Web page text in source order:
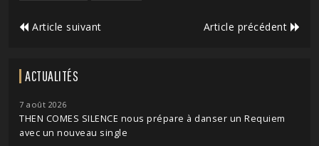
Article suivant Article précédent
ACTUALITÉS
7 août 2026
THEN COMES SILENCE nous prépare à danser un Requiem
avec un nouveau single